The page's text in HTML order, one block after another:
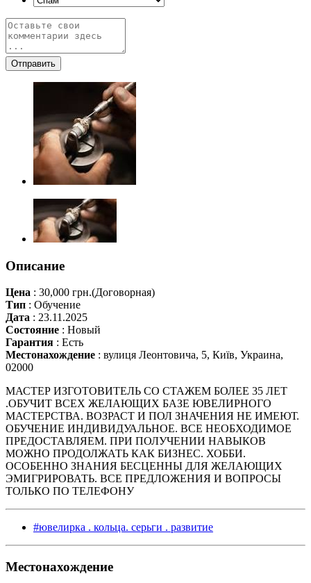
Отправить
Описание
Цена : 30,000 грн.(Договорная)
Тип : Обучение
Дата : 23.11.2025
Состояние : Новый
Гарантия : Есть
Местонахождение : вулиця Леонтовича, 5, Київ, Украина,
02000
МАСТЕР ИЗГОТОВИТЕЛЬ СО СТАЖЕМ БОЛЕЕ 35 ЛЕТ
.ОБУЧИТ ВСЕХ ЖЕЛАЮЩИХ БАЗЕ ЮВЕЛИРНОГО
МАСТЕРСТВА. ВОЗРАСТ И ПОЛ ЗНАЧЕНИЯ НЕ ИМЕЮТ.
ОБУЧЕНИЕ ИНДИВИДУАЛЬНОЕ. ВСЕ НЕОБХОДИМОЕ
ПРЕДОСТАВЛЯЕМ. ПРИ ПОЛУЧЕНИИ НАВЫКОВ
МОЖНО ПРОДОЛЖАТЬ КАК БИЗНЕС. ХОББИ.
ОСОБЕННО ЗНАНИЯ БЕСЦЕННЫ ДЛЯ ЖЕЛАЮЩИХ
ЭМИГРИРОВАТЬ. ВСЕ ПРЕДЛОЖЕНИЯ И ВОПРОСЫ
ТОЛЬКО ПО ТЕЛЕФОНУ
#ювелирка . кольца. серьги . развитие
Местонахождение